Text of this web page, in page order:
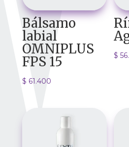
Bálsamo
labial
OMNIPLUS
FPS 15
$ 61.400
$